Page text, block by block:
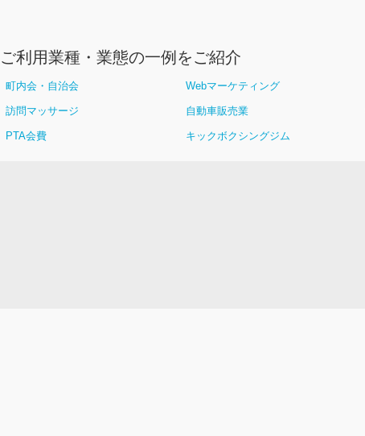
ご利用業種・業態の一例をご紹介
町内会・自治会 Webマーケティング
訪問マッサージ 自動車販売業
PTA会費 キックボクシングジム